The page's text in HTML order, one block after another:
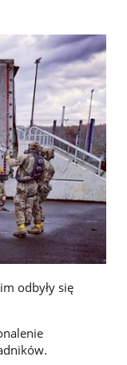
odbyły się